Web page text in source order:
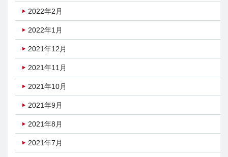
2022年2月
2022年1月
2021年12月
2021年11月
2021年10月
2021年9月
2021年8月
2021年7月